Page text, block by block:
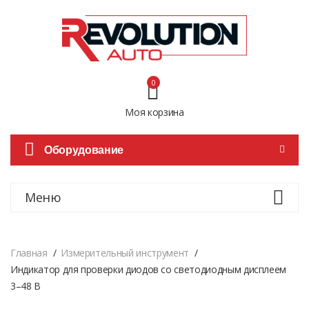
Моя корзина
0
Оборудование
Меню
Главная
Измерительный инструмент
Индикатор для проверки диодов со светодиодным дисплеем
3–48 В